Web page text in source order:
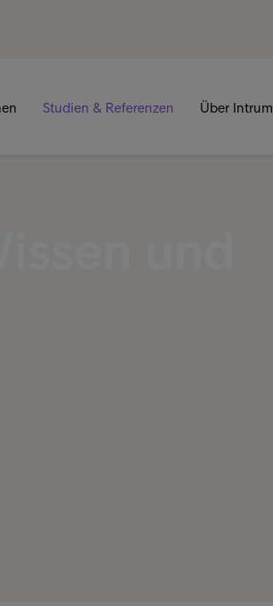
Studien & Referenzen Über Intrum